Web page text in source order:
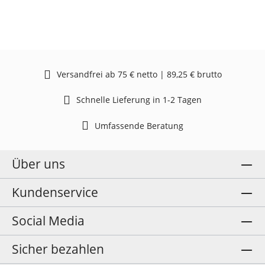
Versandfrei ab 75 € netto | 89,25 € brutto
Schnelle Lieferung in 1-2 Tagen
Umfassende Beratung
Über uns
Kundenservice
Social Media
Sicher bezahlen